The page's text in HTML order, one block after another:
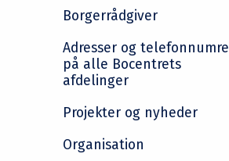
Borgerrådgiver
Adresser og telefonnumre
på alle Bocentrets
afdelinger
Projekter og nyheder
Organisation